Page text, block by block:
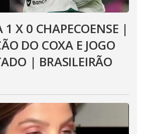
1 X 0 CHAPECOENSE |
DO COXA E JOGO
| BRASILEIRÃO